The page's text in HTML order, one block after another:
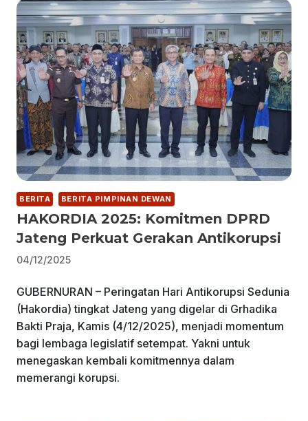
BERITA BERITA PIMPINAN DEWAN
HAKORDIA 2025: Komitmen DPRD
Jateng Perkuat Gerakan Antikorupsi
04/12/2025
GUBERNURAN – Peringatan Hari Antikorupsi Sedunia
(Hakordia) tingkat Jateng yang digelar di Grhadika
Bakti Praja, Kamis (4/12/2025), menjadi momentum
bagi lembaga legislatif setempat. Yakni untuk
menegaskan kembali komitmennya dalam
memerangi korupsi.